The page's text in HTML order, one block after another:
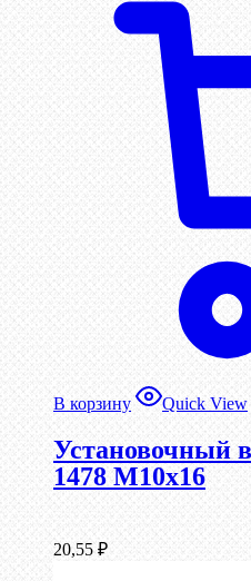
В корзину Quick View
Установочный
1478 М10х16
20,55 ₽